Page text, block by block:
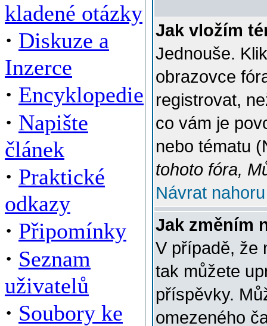
kladené otázky
· Diskuze a
Inzerce
· Encyklopedie
· Napište
článek
· Praktické
odkazy
· Připomínky
· Seznam
uživatelů
· Soubory ke
Jak vložím
Jednouše.
obrazovce
registrovat,
co vám je
nebo tématu
tohoto fóra,
Návrat nahoru
Jak změním
V případě, že
tak můžete
příspěvky.
omezeného